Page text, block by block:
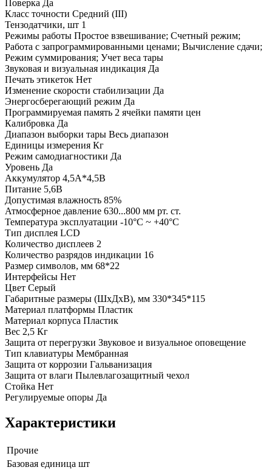
Поверка Да
Класс точности Средний (III)
Тензодатчики, шт 1
Режимы работы Простое взвешивание; Счетный режим;
Работа с запрограммированными ценами; Вычисление сдачи;
Режим суммирования; Учет веса тары
Звуковая и визуальная индикация Да
Печать этикеток Нет
Изменение скорости стабилизации Да
Энергосберегающий режим Да
Программируемая память 2 ячейки памяти цен
Калибровка Да
Диапазон выборки тары Весь диапазон
Единицы измерения Кг
Режим самодиагностики Да
Уровень Да
Аккумулятор 4,5А*4,5В
Питание 5,6В
Допустимая влажность 85%
Атмосферное давление 630...800 мм рт. ст.
Температура эксплуатации -10°C ~ +40°C
Тип дисплея LCD
Количество дисплеев 2
Количество разрядов индикации 16
Размер символов, мм 68*22
Интерфейсы Нет
Цвет Серый
Габаритные размеры (ШхДхВ), мм 330*345*115
Материал платформы Пластик
Материал корпуса Пластик
Вес 2,5 Кг
Защита от перегрузки Звуковое и визуальное оповещение
Тип клавиатуры Мембранная
Защита от коррозии Гальванизация
Защита от влаги Пылевлагозащитный чехол
Стойка Нет
Регулируемые опоры Да
Характеристики
Прочие
Базовая единица шт